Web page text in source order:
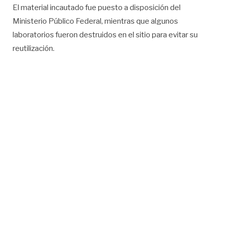
El material incautado fue puesto a disposición del
Ministerio Público Federal, mientras que algunos
laboratorios fueron destruidos en el sitio para evitar su
reutilización.